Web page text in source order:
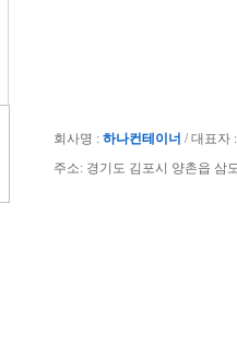
회사명 : 하나컨테이너 / 대표자
주소: 경기도 김포시 양촌읍 삼